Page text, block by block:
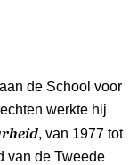
de School voor
werkte hij
, van 1977 tot
van de Tweede